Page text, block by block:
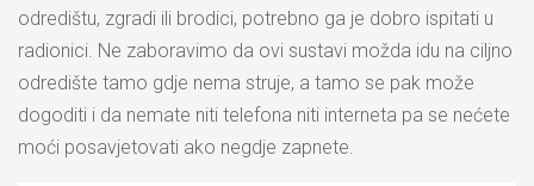
odredištu, zgradi ili brodici, potrebno ga je dobro ispitati u
radionici. Ne zaboravimo da ovi sustavi možda idu na ciljno
odredište tamo gdje nema struje, a tamo se pak može
dogoditi i da nemate niti telefona niti interneta pa se nećete
moći posavjetovati ako negdje zapnete.